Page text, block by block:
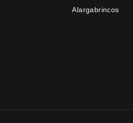
Alargabrincos